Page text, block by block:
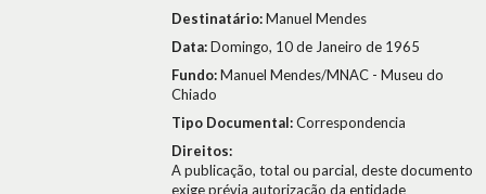
Destinatário:Manuel Mendes
Data:Domingo, 10 de Janeiro de 1965
Fundo:Manuel Mendes/MNAC - Museu do
Chiado
Tipo Documental:Correspondencia
Direitos:
A publicação, total ou parcial, deste documento
exige prévia autorização da entidade